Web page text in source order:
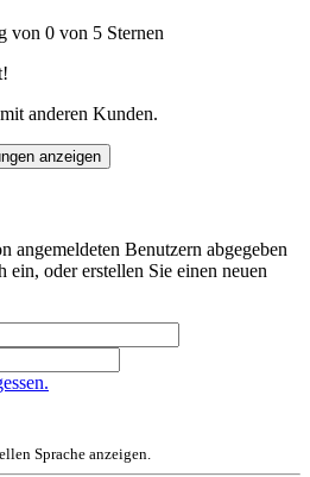
von 0 von 5 Sternen
anderen Kunden.
anzeigen
angemeldeten Benutzern abgegeben
oder erstellen Sie einen neuen
Sprache anzeigen.